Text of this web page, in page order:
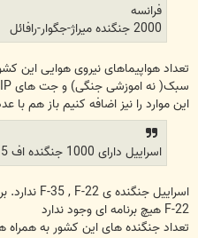
فرانسه
2000 جنگنده میراژ-جگوار-رافائل
تعداد هواپیماهای نیروی هوایی این
این موارد را نیز اضافه کنیم باز هم با عدد 2000 فاصله زیادی
اسراییل دارای 1000 جنگنده اف 15-ف16-اف22-اف35 است
F-22 هیچ برنامه ای وجود ندارد